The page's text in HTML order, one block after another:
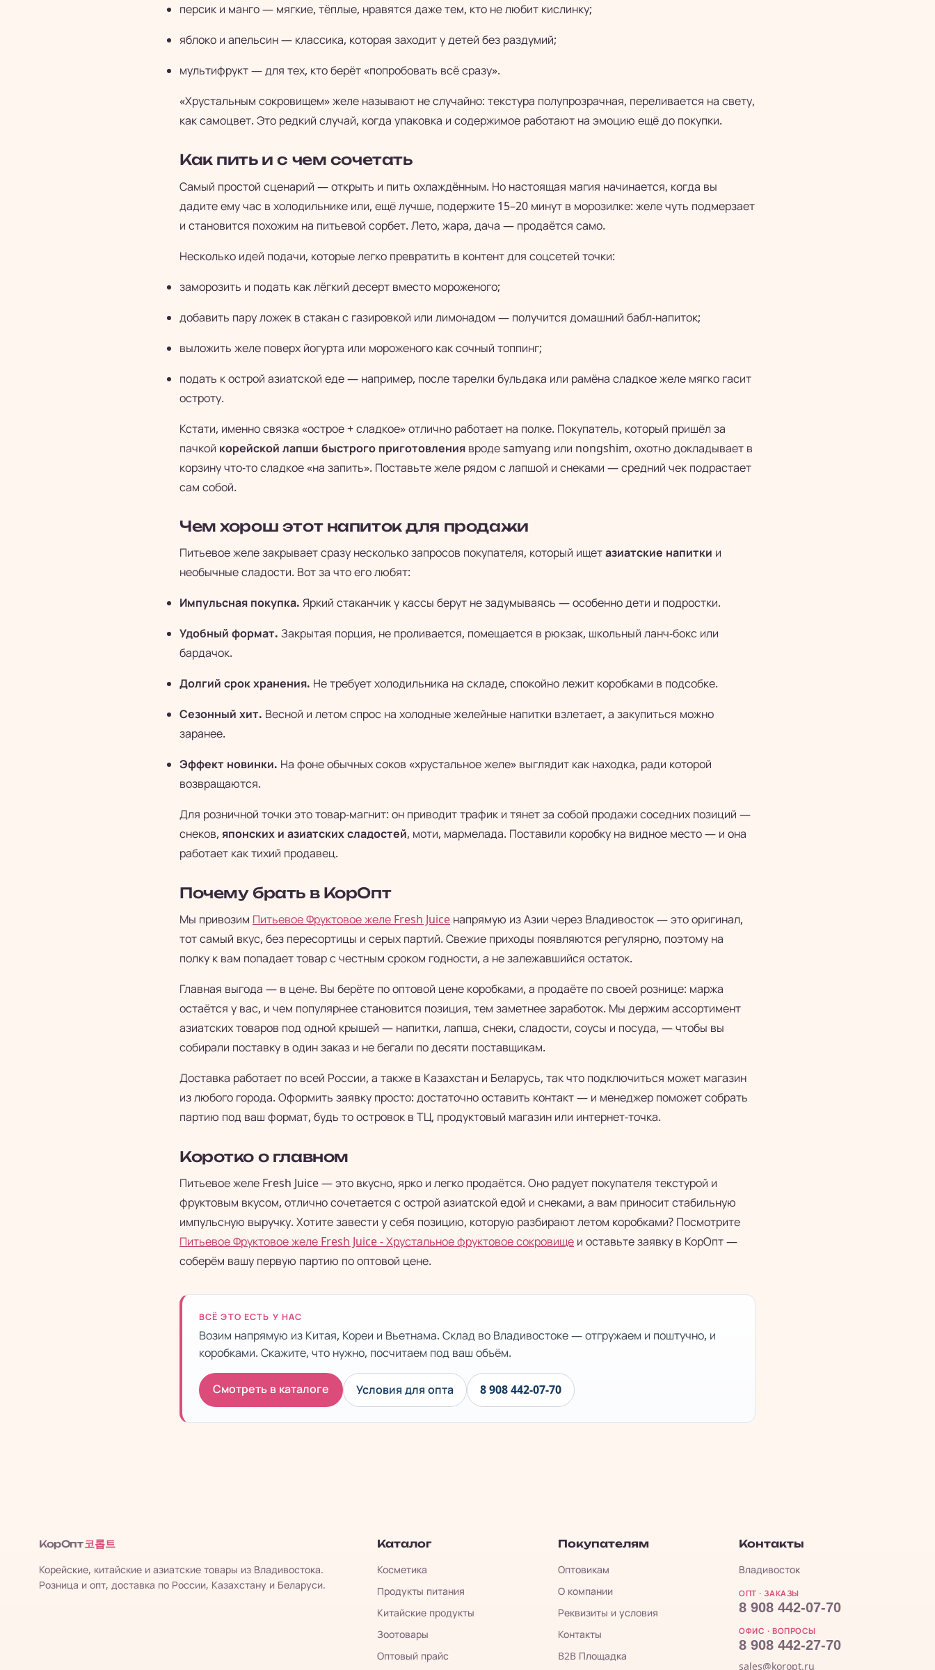
персик и манго — мягкие, тёплые, нравятся даже тем, кто не любит кислинку;
яблоко и апельсин — классика, которая заходит у детей без раздумий;
мультифрукт — для тех, кто берёт «попробовать всё сразу».
«Хрустальным сокровищем» желе называют не случайно: текстура полупрозрачная, переливается на свету,
как самоцвет. Это редкий случай, когда упаковка и содержимое работают на эмоцию ещё до покупки.
Как пить и с чем сочетать
Самый простой сценарий — открыть и пить охлаждённым. Но настоящая магия начинается, когда вы
дадите ему час в холодильнике или, ещё лучше, подержите 15–20 минут в морозилке: желе чуть подмерзает
и становится похожим на питьевой сорбет. Лето, жара, дача — продаётся само.
Несколько идей подачи, которые легко превратить в контент для соцсетей точки:
заморозить и подать как лёгкий десерт вместо мороженого;
добавить пару ложек в стакан с газировкой или лимонадом — получится домашний бабл-напиток;
выложить желе поверх йогурта или мороженого как сочный топпинг;
подать к острой азиатской еде — например, после тарелки бульдака или рамёна сладкое желе мягко гасит
остроту.
Кстати, именно связка «острое + сладкое» отлично работает на полке. Покупатель, который пришёл за
пачкой корейской лапши быстрого приготовления вроде samyang или nongshim, охотно докладывает в
корзину что-то сладкое «на запить». Поставьте желе рядом с лапшой и снеками — средний чек подрастает
сам собой.
Чем хорош этот напиток для продажи
Питьевое желе закрывает сразу несколько запросов покупателя, который ищетазиатские напитки и
необычные сладости. Вот за что его любят:
Импульсная покупка. Яркий стаканчик у кассы берут не задумываясь — особенно дети и подростки.
Удобный формат. Закрытая порция, не проливается, помещается в рюкзак, школьный ланч-бокс или
бардачок.
Долгий срок хранения. Не требует холодильника на складе, спокойно лежит коробками в подсобке.
Сезонный хит. Весной и летом спрос на холодные желейные напитки взлетает, а закупиться можно
заранее.
Эффект новинки. На фоне обычных соков «хрустальное желе» выглядит как находка, ради которой
возвращаются.
Для розничной точки это товар-магнит: он приводит трафик и тянет за собой продажи соседних позиций —
снеков, японских и азиатских сладостей, моти, мармелада. Поставили коробку на видное место — и она
работает как тихий продавец.
Почему брать в КорОпт
Мы привозим Питьевое Фруктовое желе Fresh Juice напрямую из Азии через Владивосток — это оригинал,
тот самый вкус, без пересортицы и серых партий. Свежие приходы появляются регулярно, поэтому на
полку к вам попадает товар с честным сроком годности, а не залежавшийся остаток.
Главная выгода — в цене. Вы берёте по оптовой цене коробками, а продаёте по своей рознице: маржа
остаётся у вас, и чем популярнее становится позиция, тем заметнее заработок. Мы держим ассортимент
азиатских товаров под одной крышей — напитки, лапша, снеки, сладости, соусы и посуда, — чтобы вы
собирали поставку в один заказ и не бегали по десяти поставщикам.
Доставка работает по всей России, а также в Казахстан и Беларусь, так что подключиться может магазин
из любого города. Оформить заявку просто: достаточно оставить контакт — и менеджер поможет собрать
партию под ваш формат, будь то островок в ТЦ, продуктовый магазин или интернет-точка.
Коротко о главном
Питьевое желе Fresh Juice — это вкусно, ярко и легко продаётся. Оно радует покупателя текстурой и
фруктовым вкусом, отлично сочетается с острой азиатской едой и снеками, а вам приносит стабильную
импульсную выручку. Хотите завести у себя позицию, которую разбирают летом коробками? Посмотрите
Питьевое Фруктовое желе Fresh Juice - Хрустальное фруктовое сокровище и оставьте заявку в КорОпт —
соберём вашу первую партию по оптовой цене.
ВСЁ ЭТО ЕСТЬ У НАС
Возим напрямую из Китая, Кореи и Вьетнама. Склад во Владивостоке — отгружаем и поштучно, и
коробками. Скажите, что нужно, посчитаем под ваш объём.
Смотреть в каталоге Условия для опта 8 908 442-07-70
КорОпт 코롭트
Корейские, китайские и азиатские товары из Владивостока.
Розница и опт, доставка по России, Казахстану и Беларуси.
Каталог
Косметика
Продукты питания
Китайские продукты
Зоотовары
Оптовый прайс
Покупателям
Оптовикам
О компании
Реквизиты и условия
Контакты
B2B Площадка
Контакты
Владивосток
ОПТ · ЗАКАЗЫ
8 908 442-07-70
ОФИС · ВОПРОСЫ
8 908 442-27-70
sales@koropt.ru